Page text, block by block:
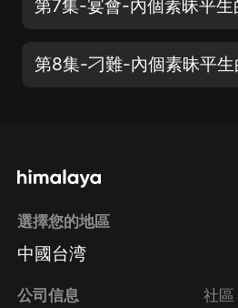
第7集-宴會-內個素昧平生
第8集-刁難-內個素昧平
選擇您的地區
中國台湾
公司信息 社區